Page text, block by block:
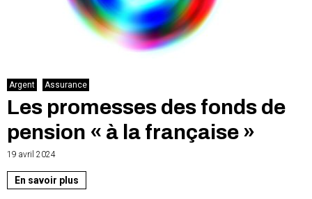
Argent Assurance
Les promesses des fonds de
pension « à la française »
19 avril 2024
En savoir plus